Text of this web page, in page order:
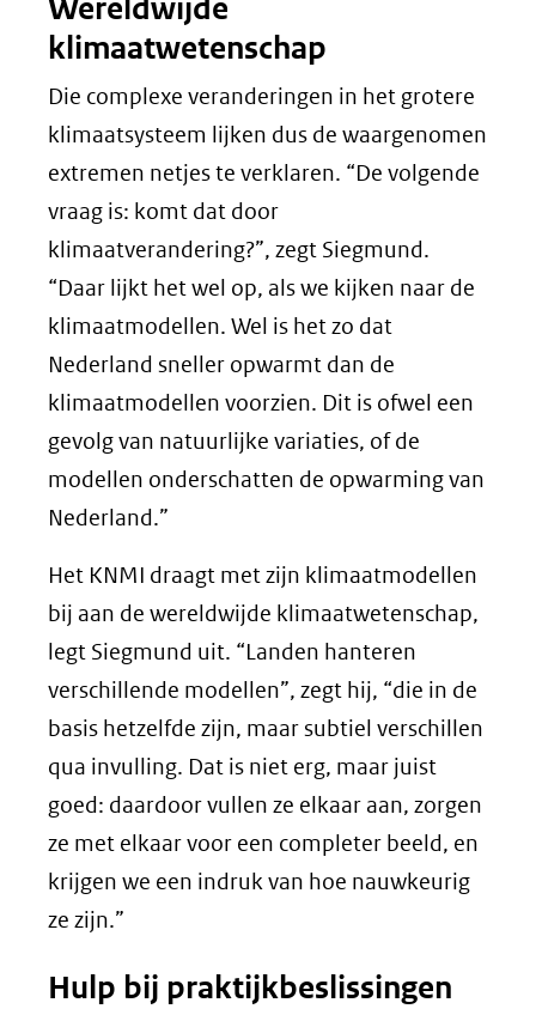
Wereldwijde
klimaatwetenschap
Die complexe veranderingen in het grotere
klimaatsysteem lijken dus de waargenomen
extremen netjes te verklaren. “De volgende
vraag is: komt dat door
klimaatverandering?”, zegt Siegmund.
“Daar lijkt het wel op, als we kijken naar de
klimaatmodellen. Wel is het zo dat
Nederland sneller opwarmt dan de
klimaatmodellen voorzien. Dit is ofwel een
gevolg van natuurlijke variaties, of de
modellen onderschatten de opwarming van
Nederland.”
Het KNMI draagt met zijn klimaatmodellen
bij aan de wereldwijde klimaatwetenschap,
legt Siegmund uit. “Landen hanteren
verschillende modellen”, zegt hij, “die in de
basis hetzelfde zijn, maar subtiel verschillen
qua invulling. Dat is niet erg, maar juist
goed: daardoor vullen ze elkaar aan, zorgen
ze met elkaar voor een completer beeld, en
krijgen we een indruk van hoe nauwkeurig
ze zijn.”
Hulp bij praktijkbeslissingen